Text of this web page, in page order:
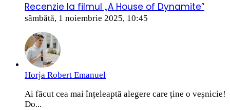
Recenzie la filmul „A House of Dynamite”
sâmbătă, 1 noiembrie 2025, 10:45
Horja Robert Emanuel
Ai făcut cea mai înțeleaptă alegere care ține o veșnicie!
Do...